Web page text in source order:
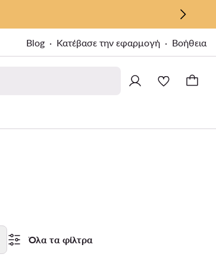
Blog Κατέβασε την εφαρμογή Βοήθεια
Όλα τα φίλτρα